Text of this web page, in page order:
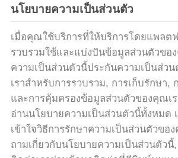
กับ
เรา
ทัวร์
โรงงาน
นโยบายความเป็นส่วนตัว
เมื่อคุณใช้บริการที่ให้บริการโดยแพลต
รวบรวมใช้และแบ่งปันข้อมูลส่วนตัวขอ
ความเป็นส่วนตัวนี้ประกันความเป็นส่วน
เราสําหรับการรวบรวม, การเก็บรักษา,
และการคุ้มครองข้อมูลส่วนตัวของคุณเ
อ่านนโยบายความเป็นส่วนตัวนี้ทั้งหมด
เข้าใจวิธีการรักษาความเป็นส่วนตัวข
ถามเกี่ยวกับนโยบายความเป็นส่วนตัว